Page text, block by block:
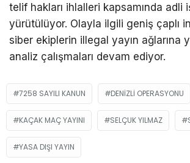
telif hakları ihlalleri kapsamında adli
yürütülüyor. Olayla ilgili geniş çaplı
siber ekiplerin illegal yayın ağlarına
analiz çalışmaları devam ediyor.
7258 SAYILI KANUN DENIZLI OPERASYONU
KAÇAK MAÇ YAYINI SELÇUK YILMAZ
YASA DIŞI YAYIN